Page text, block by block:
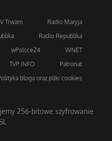
Trwam
Radio Maryja
Radio Republika
wPolsce24
WNET
TVP INFO
Patronat
bloga oraz pliki cookies
256-bitowe szyfrowanie